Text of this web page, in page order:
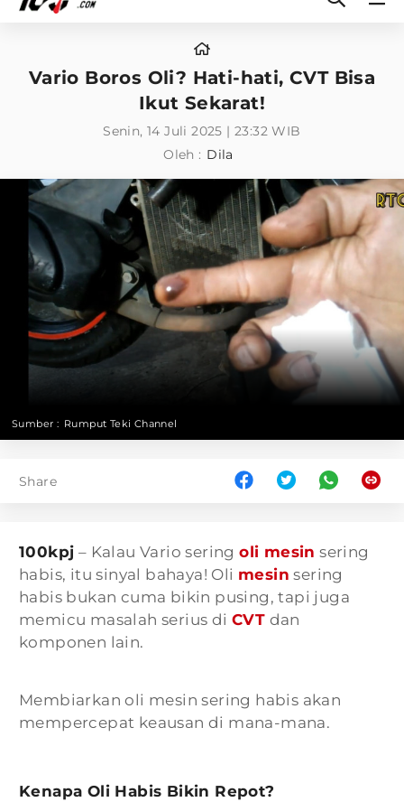
Vario Boros Oli? Hati-hati, CVT Bisa
Ikut Sekarat!
Senin, 14 Juli 2025 | 23:32 WIB
Oleh : Dila
Sumber : Rumput Teki Channel
Share
100kpj – Kalau Vario seringoli mesin sering
habis, itu sinyal bahaya! Oli mesin sering
habis bukan cuma bikin pusing, tapi juga
memicu masalah serius di CVT dan
komponen lain.
Membiarkan oli mesin sering habis akan
mempercepat keausan di mana-mana.
Kenapa Oli Habis Bikin Repot?